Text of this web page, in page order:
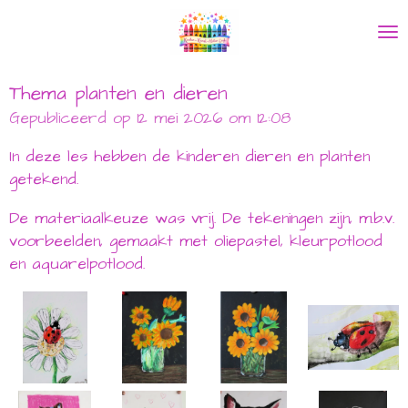
de
hoofdinhoud
Thema planten en dieren
Gepubliceerd op 12 mei 2026 om 12:08
In deze les hebben de kinderen dieren en planten
getekend.
De materiaalkeuze was vrij. De tekeningen zijn, m.b.v.
voorbeelden, gemaakt met oliepastel, kleurpotlood
en aquarelpotlood.